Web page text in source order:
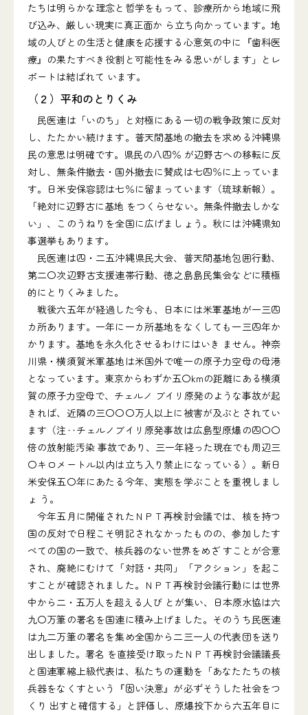
たちは明らかな理念と哲学をもって、診療所から地域に飛
び込み、厳しい現実に真正面か ら立ち向かっています。地
域の人びとの生活と健康を応援する心意気の中に『歯科医
療』の果たすべき役割と可能性をみる思いがします」とレ
ポートは結ばれて います。
（２）平和のとりくみ
民医連は「いのち」と対極にある一切の戦争政策に反対
し、たたかい続けます。普天間基地の撤去を求める沖縄県
民の意思は明確です。県民の八四％ が辺野古への移転に反
対し、無条件撤去・国外撤去に賛成は七四％に上っていま
す。日米安保容認は七％に留まっています（琉球新報）。
「絶対に辺野古に基地 をつくらせない。無条件撤去しかな
い」、このうねりを全国に広げましょう。秋には沖縄県知
事選挙もあります。
民医連は四・二五沖縄県民大会、普天間基地包囲行動、
第二〇次辺野古支援連帯行動、徳之島島民集会などに積極
的にとりくみました。
戦後六五年が経過した今も、日本には米軍基地が一三四
カ所あります。一年に一カ所基地をなくしても一三四年か
かります。基地を永久化させるわけにはいき ません。神奈
川県・横須賀米軍基地は米国外で唯一の原子力空母の母港
となっています。東京からわずか五〇kmの距離にある横須
賀の原子力空母で、チェルノ ブイリ原発のような事故が起
きれば、近隣の三〇〇〇万人以上に被害が及ぶとされてい
ます（注‥チェルノブイリ原発事故は広島型原爆の四〇〇
倍の放射能汚染 事故であり、三一年経った現在でも周辺三
〇キロメートル以内は立ち入り禁止になっている）。新日
米安保五〇年にあたる今年、実態を学ぶことを重視しまし
ょ う。
今年五月に開催されたＮＰＴ再検討会議では、核を持つ
国の反対で日程こそ明記されなかったものの、参加したす
べての国の一致で、核兵器のない世界をめざ すことが合意
され、廃絶にむけて「対話・共同」「アクション」を起こ
すことが確認されました。ＮＰＴ再検討会議行動には世界
中から二・五万人を超える人び とが集い、日本原水協は六
九〇万筆の署名を国連に積み上げました。そのうち民医連
は九二万筆の署名を集め全国から二三一人の代表団を送り
出しました。署名 を直接受け取ったＮＰＴ再検討会議議長
と国連軍縮上級代表は、私たちの運動を「あなたたちの核
兵器をなくすという『固い決意』が必ずそうした社会をつ
くり 出すと確信する」と評価し、原爆投下から六五年目に